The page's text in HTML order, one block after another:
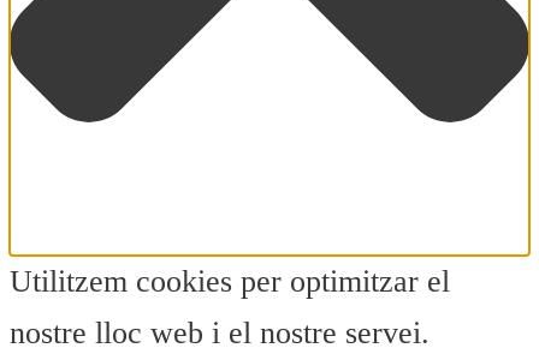
Utilitzem cookies per optimitzar el
nostre lloc web i el nostre servei.